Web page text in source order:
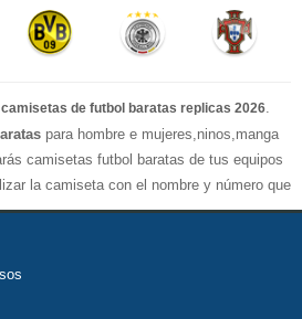
camisetas de futbol baratas replicas 2026.
para hombre e mujeres,ninos,manga
camisetas futbol baratas de tus equipos
la camiseta con el nombre y número que
de futbol replicasson de máxima calidad
convencidos que quedarás muy satisfecho
un tejido transpirable por lo que te
simplemente para animar a tu equipo